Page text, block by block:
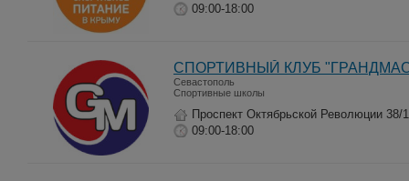
09:00-18:00
СПОРТИВНЫЙ КЛУБ
Севастополь
Спортивные школы
Проспект Октябрьской Революции 38/
09:00-18:00